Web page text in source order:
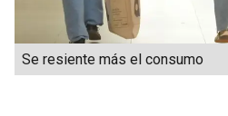
Se resiente más el consumo